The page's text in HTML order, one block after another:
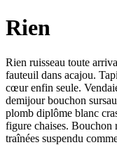
Rien
Rien ruisseau toute
fauteuil dans acajou.
cœur enfin seule.
demijour bouchon
plomb diplôme blanc
figure chaises. Bouchon
traînées suspendu